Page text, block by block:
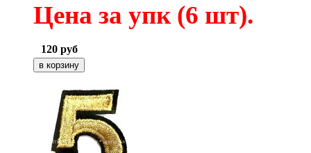
Цена за упк (6 шт).
120 руб